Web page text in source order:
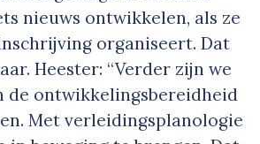
nieuws ontwikkelen, als ze
organiseert. Dat
Heester: “Verder zijn we
de ontwikkelingsbereidheid
Met verleidingsplanologie